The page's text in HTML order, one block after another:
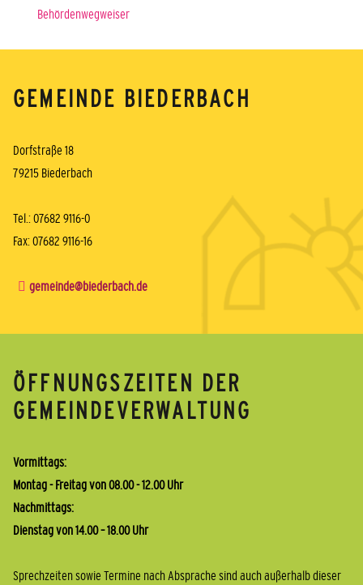
Behördenwegweiser
GEMEINDE BIEDERBACH
Dorfstraße 18
79215 Biederbach
Tel.: 07682 9116-0
Fax: 07682 9116-16
gemeinde@biederbach.de
ÖFFNUNGSZEITEN DER
GEMEINDEVERWALTUNG
Vormittags:
Montag - Freitag von 08.00 - 12.00 Uhr
Nachmittags:
Dienstag von 14.00 – 18.00 Uhr
Sprechzeiten sowie Termine nach Absprache sind auch außerhalb dieser